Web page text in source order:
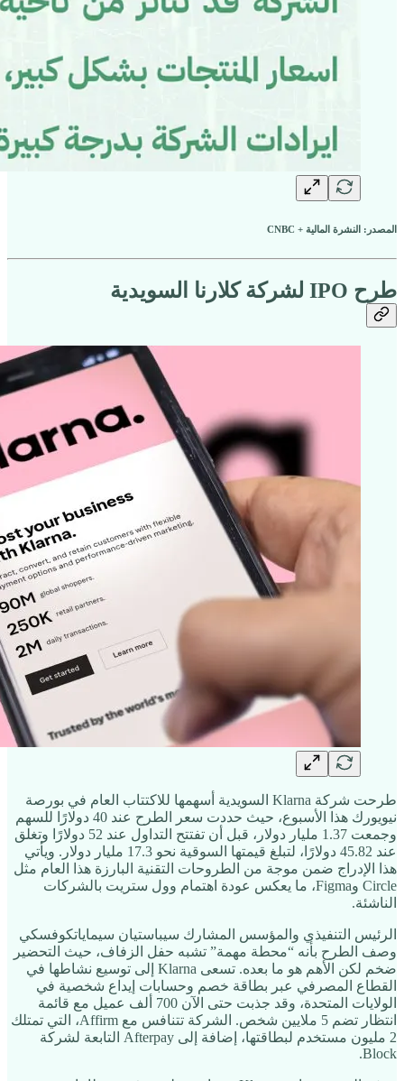
المصدر: النشرة المالية + CNBC
طرح IPO لشركة كلارنا السويدية
طرحت شركة Klarna السويدية أسهمها للاكتتاب العام في بورصة
نيويورك هذا الأسبوع، حيث حددت سعر الطرح عند 40 دولارًا للسهم
وجمعت 1.37 مليار دولار، قبل أن تفتتح التداول عند 52 دولارًا وتغلق
عند 45.82 دولارًا، لتبلغ قيمتها السوقية نحو 17.3 مليار دولار. ويأتي
هذا الإدراج ضمن موجة من الطروحات التقنية البارزة هذا العام مثل
Circle وFigma، ما يعكس عودة اهتمام وول ستريت بالشركات
الناشئة.
الرئيس التنفيذي والمؤسس المشارك سيباستيان سيماياتكوفسكي
وصف الطرح بأنه “محطة مهمة” تشبه حفل الزفاف، حيث التحضير
ضخم لكن الأهم هو ما بعده. تسعى Klarna إلى توسيع نشاطها في
القطاع المصرفي عبر بطاقة خصم وحسابات إيداع شخصية في
الولايات المتحدة، وقد جذبت حتى الآن 700 ألف عميل مع قائمة
انتظار تضم 5 ملايين شخص. الشركة تتنافس مع Affirm، التي تمتلك
2 مليون مستخدم لبطاقتها، إضافة إلى Afterpay التابعة لشركة
Block.